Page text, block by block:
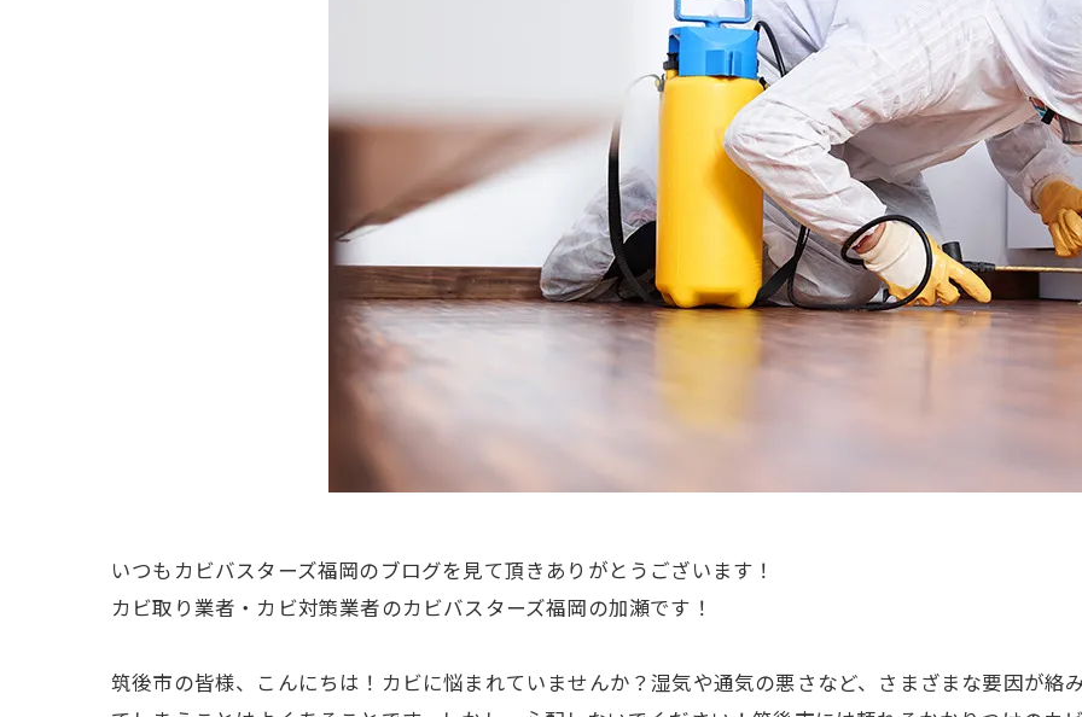
いつもカビバスターズ福岡のブログを見て頂きありがとうございます！
カビ取り業者・カビ対策業者のカビバスターズ福岡の加瀬です！
筑後市の皆様、こんにちは！カビに悩まれていませんか？湿気や通気の悪さなど、さまざまな要因が絡